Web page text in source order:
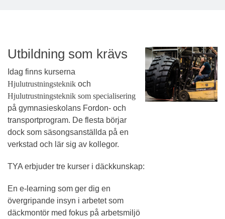
Utbildning som krävs
Idag finns kurserna
Hjulutrustningsteknik och
Hjulutrustningsteknik som specialisering
på gymnasieskolans Fordon- och
transportprogram. De flesta börjar
dock som säsongsanställda på en
verkstad och lär sig av kollegor.
TYA erbjuder tre kurser i däckkunskap:
En e-learning som ger dig en
övergripande insyn i arbetet som
däckmontör med fokus på arbetsmiljö